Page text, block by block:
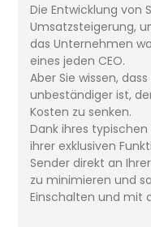
Die Entwicklung von
Umsatzsteigerung,
das Unternehmen
eines jeden CEO.
Aber Sie wissen,
unbeständiger ist,
Kosten zu senken.
Dank ihres
ihrer exklusiven
Sender direkt an
zu minimieren und
Einschalten und mit